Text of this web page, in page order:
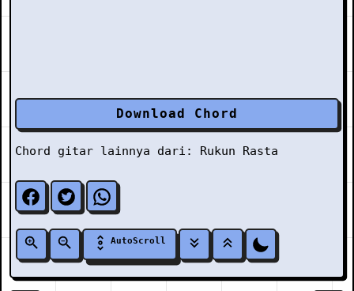
Download Chord
Chord gitar lainnya dari: Rukun Rasta
AutoScroll